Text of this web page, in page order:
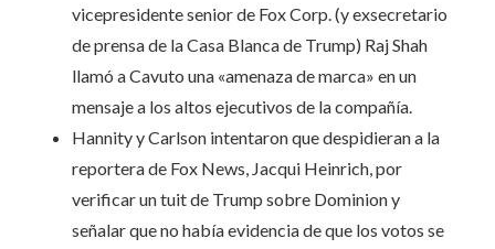
vicepresidente senior de Fox Corp. (y exsecretario
de prensa de la Casa Blanca de Trump) Raj Shah
llamó a Cavuto una «amenaza de marca» en un
mensaje a los altos ejecutivos de la compañía.
Hannity y Carlson intentaron que despidieran a la
reportera de Fox News, Jacqui Heinrich, por
verificar un tuit de Trump sobre Dominion y
señalar que no había evidencia de que los votos se